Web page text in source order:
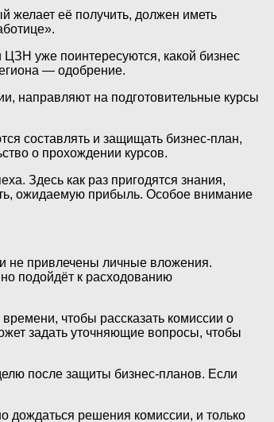
желает её получить, должен иметь
ЦЗН уже поинтересуются, какой бизнес
— одобрение.
направляют на подготовительные курсы
составлять и защищать бизнес-план,
о прохождении курсов.
Здесь как раз пригодятся знания,
ожидаемую прибыль. Особое внимание
не привлечены личные вложения.
подойдёт к расходованию
чтобы рассказать комиссии о
задать уточняющие вопросы, чтобы
после защиты бизнес-планов. Если
дождаться решения комиссии, и только